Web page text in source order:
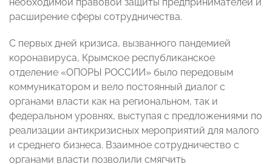
расширение сферы сотрудничества.
С первых дней кризиса, вызванного пандемией
коронавируса, Крымское республиканское
отделение «ОПОРЫ РОССИИ» было передовым
коммуникатором и вело постоянный диалог с
органами власти как на региональном, так и
федеральном уровнях, выступая с предложениями по
реализации антикризисных мероприятий для малого
и среднего бизнеса. Взаимное сотрудничество с
органами власти позволили смягчить